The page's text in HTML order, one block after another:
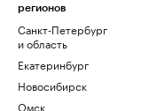
регионов
Санкт-Петербург
и область
Екатеринбург
Новосибирск
Омск